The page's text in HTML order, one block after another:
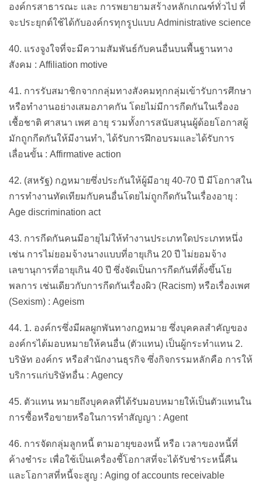
องค์กรสาธารณะ และ การพยายามสร้างหลักเกณฑ์ทั่วไป ที่
จะประยุกต์ใช้ได้กับองค์กรทุกรูปแบบ Administrative science
40. แรงจูงใจที่จะมีความสัมพันธ์กับคนอื่นบนพื้นฐานทาง
สังคม : Affiliation motive
41. การรับสมาชิกจากกลุ่มทางสังคมทุกกลุ่มเข้ารับการศึกษา
หรือทำงานอย่างเสมอภาคกัน โดยไม่มีการกีดกันในเรื่องอ
เชื้อชาติ ศาสนา เพศ อายุ รวมทั้งการสนับสนุนผู้ด้อยโอกาสผู้
มักถูกกีดกันให้มีงานทำ, ได้รับการฝึกอบรมและได้รับการ
เลื่อนขั้น : Affirmative action
42. (สหรัฐ) กฎหมายซึ่งประกันให้ผู้มีอายุ 40-70 ปี มีโอกาสใน
การทำงานทัดเทียมกับคนอื่นโดยไม่ถูกกีดกันในเรื่องอายุ :
Age discrimination act
43. การกีดกันคนมีอายุไม่ให้ทำงานประเภทใดประเภทหนึ่ง
เช่น การไม่ยอมจ้างนางแบบที่อายุเกิน 20 ปี ไม่ยอมจ้าง
เลขานุการที่อายุเกิน 40 ปี ซึ่งจัดเป็นการกีดกันที่ตั้งขึ้นโย
พลการ เช่นเดียวกับการกีดกันเรื่องผิว (Racism) หรือเรื่องเพศ
(Sexism) : Ageism
44. 1. องค์กรซึ่งมีผลผูกพันทางกฎหมาย ซึ่งบุคคลสำคัญของ
องค์กรได้มอบหมายให้คนอื่น (ตัวแทน) เป็นผู้กระทำแทน 2.
บริษัท องค์กร หรือสำนักงานธุรกิจ ซึ่งกิจกรรมหลักคือ การให้
บริการแก่บริษัทอื่น : Agency
45. ตัวแทน หมายถึงบุคคลที่ได้รับมอบหมายให้เป็นตัวแทนใน
การซื้อหรือขายหรือในการทำสัญญา : Agent
46. การจัดกลุ่มลูกหนี้ ตามอายุของหนี้ หรือ เวลาของหนี้ที่
ค้างชำระ เพื่อใช้เป็นเครื่องชี้โอกาสที่จะได้รับชำระหนี้คืน
และโอกาสที่หนี้จะสูญ : Aging of accounts receivable